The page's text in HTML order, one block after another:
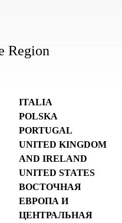
Region
ITALIA
POLSKA
PORTUGAL
UNITED KINGDOM
AND IRELAND
UNITED STATES
ВОСТОЧНАЯ
ЕВРОПА И
ЦЕНТРАЛЬНАЯ